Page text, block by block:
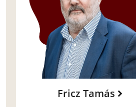
Fricz Tamás